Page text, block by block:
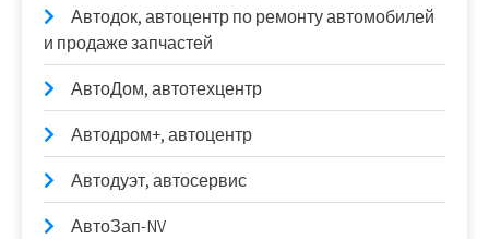
Автодок, автоцентр по ремонту автомобилей
и продаже запчастей
АвтоДом, автотехцентр
Автодром+, автоцентр
Автодуэт, автосервис
АвтоЗап-NV